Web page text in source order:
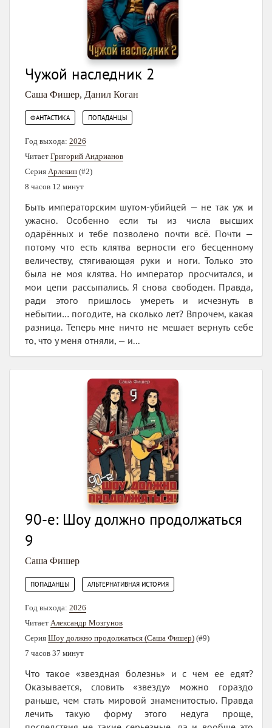
Чужой наследник 2
Саша Фишер, Данил Коган
ФАНТАСТИКА ПОПАДАНЦЫ
Год выхода: 2026
Читает Григорий Андрианов
Серия Арлекин (#2)
8 часов 12 минут
Быть императорским шутом-убийцей — не так уж и
ужасно. Особенно если ты из числа высших
одарённых и тебе позволено почти всё. Почти —
потому что есть клятва верности его бесценному
величеству, стягивающая руки и ноги. Только это
была не моя клятва. Но император просчитался, и
мои цепи рассыпались. Я снова свободен. Правда,
ради этого пришлось умереть и исчезнуть в
небытии… погодите, на сколько лет? Впрочем, какая
разница. Теперь мне ничто не мешает вернуть себе
то, что у меня отняли, — и...
90-е: Шоу должно продолжаться
9
Саша Фишер
ПОПАДАНЦЫ АЛЬТЕРНАТИВНАЯ ИСТОРИЯ
Год выхода: 2026
Читает Александр Мозгунов
Серия Шоу должно продолжаться (Саша Фишер) (#9)
7 часов 37 минут
Что такое «звездная болезнь» и с чем ее едят?
Оказывается, словить «звезду» можно гораздо
раньше, чем стать мировой знаменитостью. Правда
лечить такую форму этого недуга проще,